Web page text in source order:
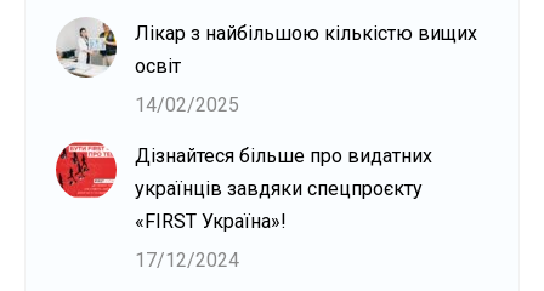
Лікар з найбільшою кількістю вищих
освіт
14/02/2025
Дізнайтеся більше про видатних
українців завдяки спецпроєкту
«FIRST Україна»!
17/12/2024